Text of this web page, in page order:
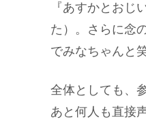
『あすかとお
た）。さらに念
でみなちゃんと
全体としても、
あと何人も直接